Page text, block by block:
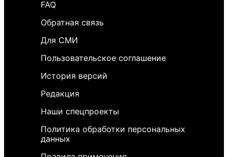
FAQ
Обратная связь
Для СМИ
Пользовательское соглашение
История версий
Редакция
Наши спецпроекты
Политика обработки персональных
данных